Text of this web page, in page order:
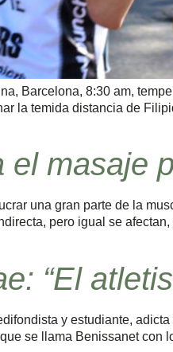
Barcelona, 8:30 am,
la temida distancia de
masaje
una gran parte de la
pero igual se
“El
y estudiante,
se llama Benissanet